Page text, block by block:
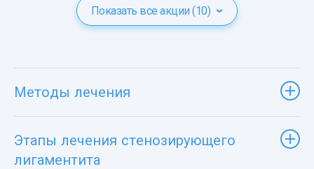
Показать все акции (10)
Методы лечения
Этапы лечения стенозирующего
лигаментита